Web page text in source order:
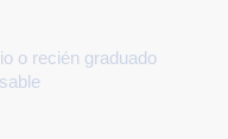
o recién graduado